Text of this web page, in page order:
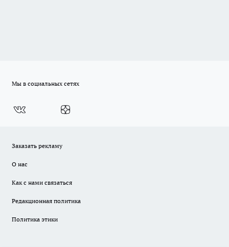
Мы в социальных сетях
Заказать рекламу
О нас
Как с нами связаться
Редакционная политика
Политика этики